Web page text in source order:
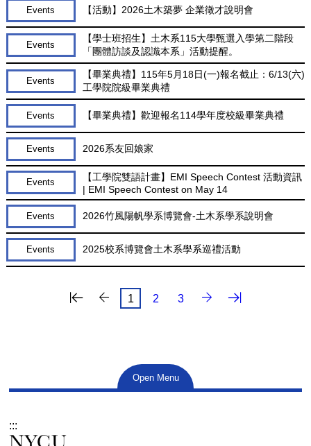
Events 【活動】2026土木築夢 企業徵才說明會
Events
【學士班招生】土木系115大學甄選入學第二階段
「團體訪談及認識本系」活動提醒。
Events
【畢業典禮】115年5月18日(一)報名截止：6/13(六)
工學院院級畢業典禮
Events 【畢業典禮】歡迎報名114學年度校級畢業典禮
Events 2026系友回娘家
Events
【工學院雙語計畫】EMI Speech Contest 活動資訊
| EMI Speech Contest on May 14
Events 2026竹風陽帆學系博覽會-土木系學系說明會
Events 2025校系博覽會土木系學系巡禮活動
1 2 3 下一頁最後一頁
Open Menu
:::